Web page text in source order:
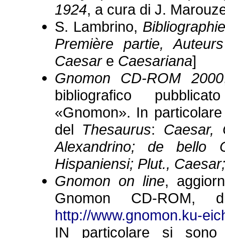
1924, a cura di J.
S. Lambrino,
Première partie,
Caesare Caesariana]
Gnomon CD-ROM 2000
bibliografico
«Gnomon». In
del Thesaurus: Caesar,
Alexandrino; de bello
Hispaniensi; Plut.,
Gnomon on line,
Gnomon CD-ROM,
http://www.gnomon.ku-
IN particolare si